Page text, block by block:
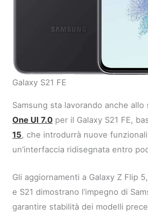
Galaxy S21 FE
Samsung sta lavorando anche allo
One UI 7.0 per il Galaxy S21 FE,
15, che introdurrà nuove
un’interfaccia ridisegnata entro
Gli aggiornamenti a Galaxy Z Flip
e S21 dimostrano l’impegno di
garantire stabilità dei modelli